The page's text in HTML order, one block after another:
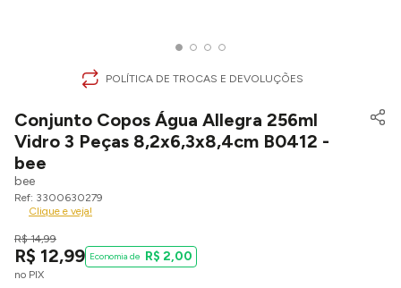
POLÍTICA DE TROCAS E DEVOLUÇÕES
Conjunto Copos Água Allegra 256ml
Vidro 3 Peças 8,2x6,3x8,4cm B0412 -
bee
bee
3300630279
Clique e veja!
R$ 14,99
R$ 12,99
no PIX
R$ 2,00